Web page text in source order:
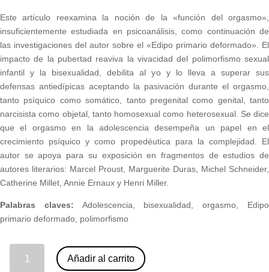
Este artículo reexamina la noción de la «función del orgasmo»,
insuficientemente estudiada en psicoanálisis, como continuación de
las investigaciones del autor sobre el «Edipo primario deformado». El
impacto de la pubertad reaviva la vivacidad del polimorfismo sexual
infantil y la bisexualidad, debilita al yo y lo lleva a superar sus
defensas antiedípicas aceptando la pasivación durante el orgasmo,
tanto psíquico como somático, tanto pregenital como genital, tanto
narcisista como objetal, tanto homosexual como heterosexual. Se dice
que el orgasmo en la adolescencia desempeña un papel en el
crecimiento psíquico y como propedéutica para la complejidad. El
autor se apoya para su exposición en fragmentos de estudios de
autores literarios: Marcel Proust, Marguerite Duras, Michel Schneider,
Catherine Millet, Annie Ernaux y Henri Miller.
Palabras claves: Adolescencia, bisexualidad, orgasmo, Edipo
primario deformado, polimorfismo
Añadir al carrito